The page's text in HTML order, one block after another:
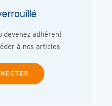
devenez adhérent
à nos articles